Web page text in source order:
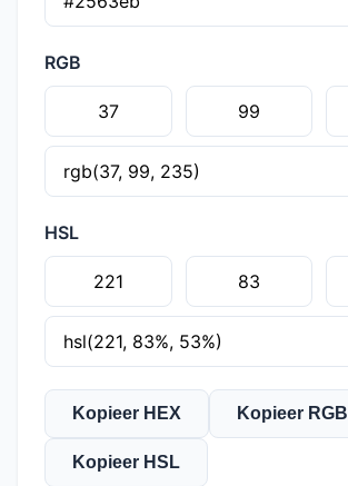
RGB
HSL
Kopieer HEX Kopieer RGB
Kopieer HSL